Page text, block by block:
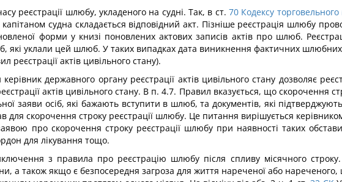
реєстрації шлюбу, укладеного на судні. Так, в ст. 70 Кодексу
судна складається відповідний акт. Пізніше реєстрація шлюбу
форми у книзі поновлених актових записів актів про шлюб.
які уклали цей шлюб. У таких випадках дата виникнення фактичних
реєстрації актів цивільного стану).
державного органу реєстрації актів цивільного стану дозволяє
актів цивільного стану. В п. 4.7. Правил вказується, що скорочення
заяви осіб, які бажають вступити в шлюб, та документів, які
для скорочення строку реєстрації шлюбу. Це питання вирішується керівником
про скорочення строку реєстрації шлюбу при наявності таких
для лікування тощо.
з правила про реєстрацію шлюбу після спливу місячного строку.
а також якщо є безпосередня загроза для життя нареченої або нареченого,